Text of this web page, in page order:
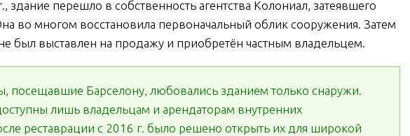
здание перешло в собственность агентства Колониал, затеявшего
во многом восстановила первоначальный облик сооружения. Затем
был выставлен на продажу и приобретён частным владельцем.
посещавшие Барселону, любовались зданием только снаружи.
лишь владельцам и арендаторам внутренних
реставрации с 2016 г. было решено открыть их для широкой